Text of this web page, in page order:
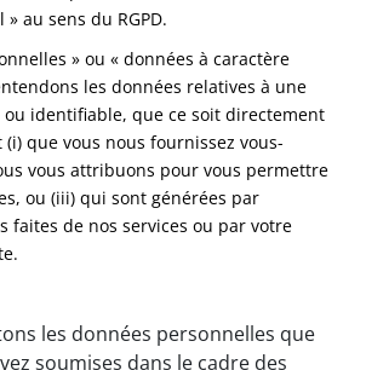
au sens du RGPD.
» ou « données à caractère
les données relatives à une
identifiable, que ce soit directement
que vous nous fournissez vous-
vous attribuons pour vous permettre
ou (iii) qui sont générées par
faites de nos services ou par votre
les données personnelles que
soumises dans le cadre des